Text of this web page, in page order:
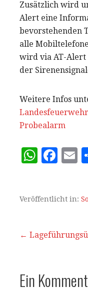
Zusätzlich wird
Alert eine
bevorstehenden
alle
wird via AT-Alert
der
Weitere Infos
Probealarm
W
s
p
F
e
o
E
l
Veröffentlicht in:
Beitrags-
←
Ein